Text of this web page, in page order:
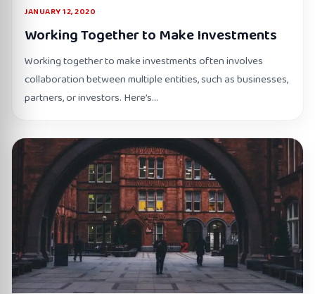
JANUARY 12, 2020
Working Together to Make Investments
Working together to make investments often involves
collaboration between multiple entities, such as businesses,
partners, or investors. Here’s…